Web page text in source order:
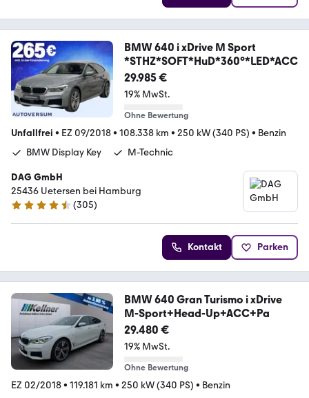
BMW 640 i xDrive M Sport
*STHZ*SOFT*HuD*360°*LED*ACC
29.985 €
19% MwSt.
Ohne Bewertung
Unfallfrei • EZ 09/2018• 108.338 km • 250 kW (340 PS) • Benzin
BMW Display Key
M-Technic
DAG GmbH
25436 Uetersen bei Hamburg
4.5 Sterne
(305)
Kontakt Parken
BMW 640 Gran Turismo i xDrive
M-Sport+Head-Up+ACC+Pa
29.480 €
19% MwSt.
Ohne Bewertung
EZ 02/2018• 119.181 km • 250 kW (340 PS) • Benzin